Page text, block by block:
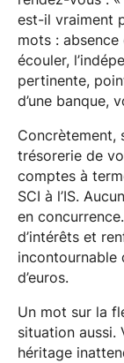
est-il vraiment
mots : absence
écouler,
pertinente,
d’une banque,
Concrètement,
trésorerie de
comptes à
SCI à l’IS.
en
d’intérêts et
incontournable
d’euros.
Un mot sur la
situation aussi.
héritage